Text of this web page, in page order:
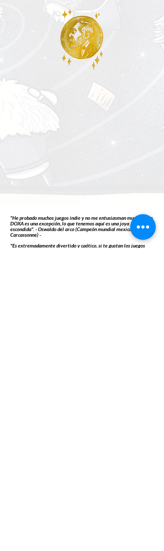
"He probado muchos juegos indie y no me entusiasman mucho, pero
DOXA es una excepción, lo que tenemos aquí es una joya
escondida". - Oswaldo del arco (Campeón mundial mexicano de
Carcassonne) -
"Es extremadamente divertido y caótico, si te gustan los juegos